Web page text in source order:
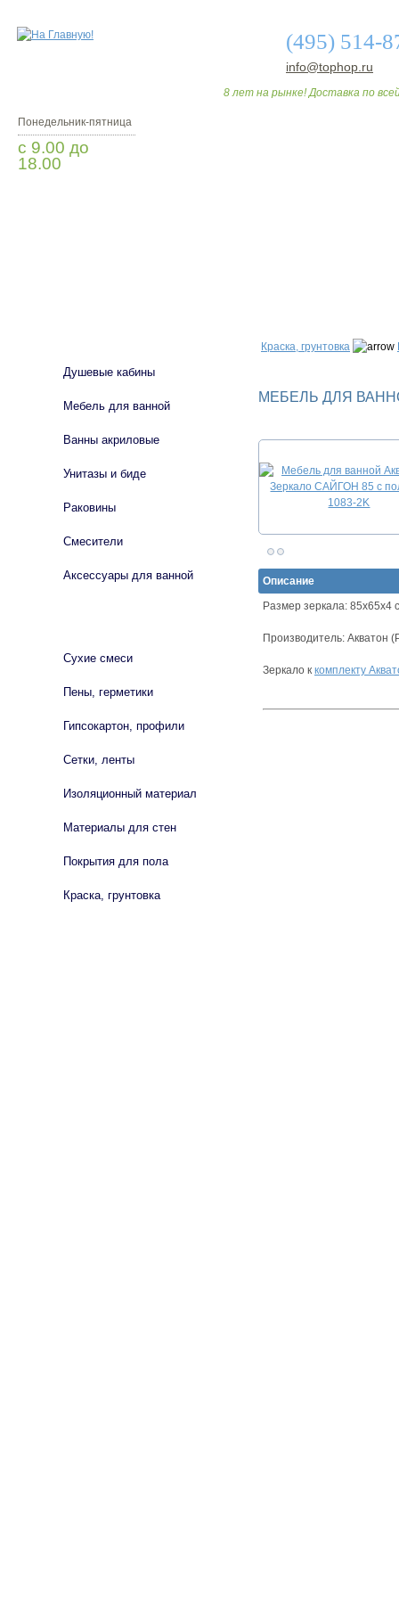
(495) 514-
info@tophop.ru
8 лет на рынке! Доставка по
Понедельник-пятница
с 9.00 до
18.00
Краска, грунтовка
МЕБЕЛЬ ДЛЯ
Описание
Размер зеркала: 85х65х4
Производитель: Акватон
Зеркало к комплекту
Душевые кабины
Мебель для ванной
Ванны акриловые
Унитазы и биде
Раковины
Смесители
Аксессуары для ванной
Сухие смеси
Пены, герметики
Гипсокартон, профили
Сетки, ленты
Изоляционный материал
Материалы для стен
Покрытия для пола
Краска, грунтовка